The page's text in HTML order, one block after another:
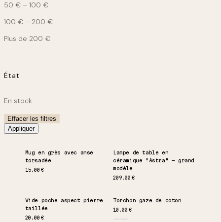
50 € – 100 €
100 € – 200 €
Plus de 200 €
État
État
En stock
Effacer les filtres
Appliquer
Mug en grès avec anse
torsadée
15.00 €
Lampe de table en
céramique "Astra" – grand
modèle
209.00 €
Vide poche aspect pierre
taillée
20.00 €
Torchon gaze de coton
10.00 €